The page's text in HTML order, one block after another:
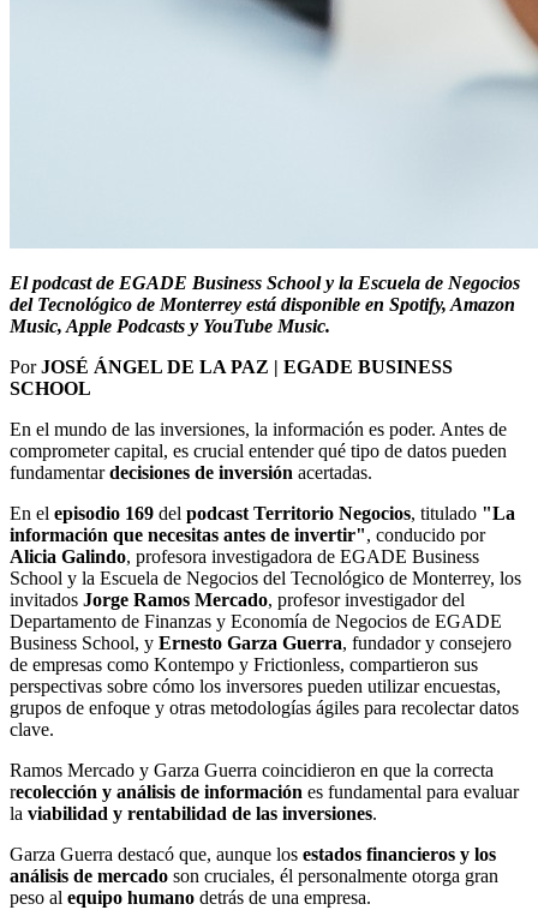
El podcast de EGADE Business School y la Escuela de Negocios
del Tecnológico de Monterrey está disponible en Spotify, Amazon
Music, Apple Podcasts y YouTube Music.
PorJOSÉ ÁNGEL DE LA PAZ | EGADE BUSINESS
SCHOOL
En el mundo de las inversiones, la información es poder. Antes de
comprometer capital, es crucial entender qué tipo de datos pueden
fundamentardecisiones de inversión acertadas.
En el episodio 169 del podcast Territorio Negocios, titulado "La
información que necesitas antes de invertir", conducido por
Alicia Galindo, profesora investigadora de EGADE Business
School y la Escuela de Negocios del Tecnológico de Monterrey, los
invitados Jorge Ramos Mercado, profesor investigador del
Departamento de Finanzas y Economía de Negocios de EGADE
Business School, y Ernesto Garza Guerra, fundador y consejero
de empresas como Kontempo y Frictionless, compartieron sus
perspectivas sobre cómo los inversores pueden utilizar encuestas,
grupos de enfoque y otras metodologías ágiles para recolectar datos
clave.
Ramos Mercado y Garza Guerra coincidieron en que la correcta
recolección y análisis de información es fundamental para evaluar
la viabilidad y rentabilidad de las inversiones.
Garza Guerra destacó que, aunque los estados financieros y los
análisis de mercado son cruciales, él personalmente otorga gran
peso al equipo humano detrás de una empresa.